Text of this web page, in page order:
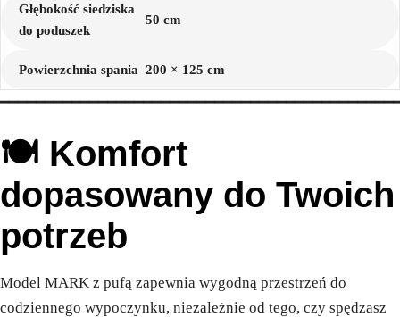
Głębokość siedziska
do poduszek
50 cm
Powierzchnia spania 200 × 125 cm
🍽️ Komfort
dopasowany do Twoich
potrzeb
Model MARK z pufą zapewnia wygodną przestrzeń do
codziennego wypoczynku, niezależnie od tego, czy spędzasz